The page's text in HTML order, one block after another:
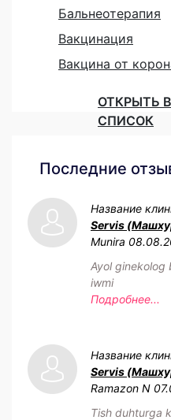
Бальнеотерапия
Вакцинация
Вакцина от
ОТКРЫТЬ
СПИСОК
Последние
Название
Servis
Munira
Ayol ginekolog
iwmi
Подробнее...
Название
Servis
Ramazon N
Tish duhturga